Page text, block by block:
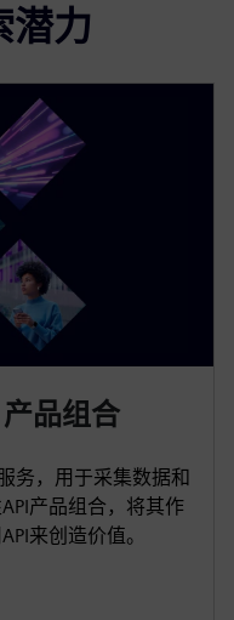
力
品组合
务，用于采集数据和
产品组合，将其作
来创造价值。